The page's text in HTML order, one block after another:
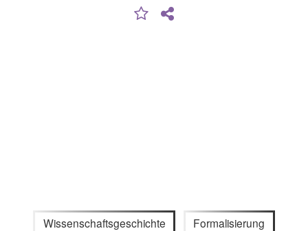
Wissenschaftsgeschichte Formalisierung